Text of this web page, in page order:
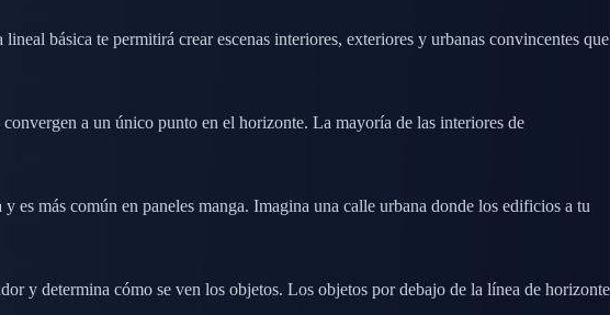
básica te permitirá crear escenas interiores, exteriores y urbanas convincentes que
a un único punto en el horizonte. La mayoría de las interiores de
es más común en paneles manga. Imagina una calle urbana donde los edificios a tu
y determina cómo se ven los objetos. Los objetos por debajo de la línea de horizonte